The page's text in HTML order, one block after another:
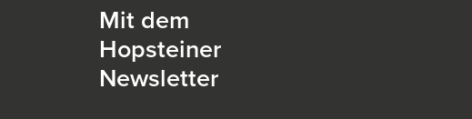
Mit dem
Hopsteiner
Newsletter